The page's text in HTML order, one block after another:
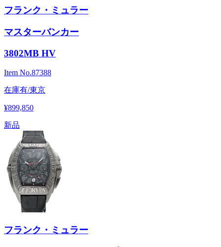
フランク・ミュラー
マスターバンカー
3802MB HV
Item No.87388
在庫有/東京
¥899,850
新品
フランク・ミュラー